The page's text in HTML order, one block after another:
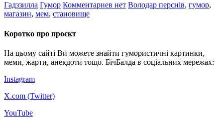
Гадззилла Гумор Комментариев нет Володар перснів, гумор,
магазин, мем, становище
Коротко про проєкт
На цьому сайті Ви можете знайти гумористичні картинки,
меми, жарти, анекдоти тощо. БічБалда в соціальних мережах:
Instagram
X.com (Twitter)
YouTube